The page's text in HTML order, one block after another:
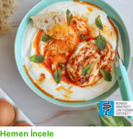
Hemen İncele